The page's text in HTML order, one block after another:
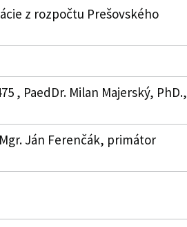
z rozpočtu Prešovského
, PaedDr. Milan Majerský, PhD.,
Ján Ferenčák, primátor